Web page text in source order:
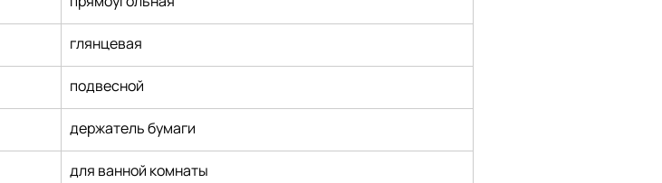
глянцевая
подвесной
держатель бумаги
для ванной комнаты